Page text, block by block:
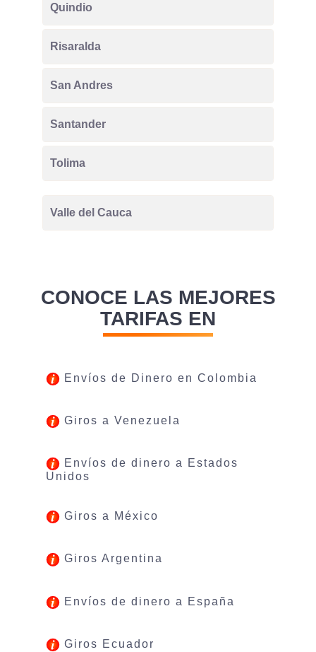
Quindio
Risaralda
San Andres
Santander
Tolima
Valle del Cauca
CONOCE LAS MEJORES
TARIFAS EN
Envíos de Dinero en Colombia
Giros a Venezuela
Envíos de dinero a Estados
Unidos
Giros a México
Giros Argentina
Envíos de dinero a España
Giros Ecuador